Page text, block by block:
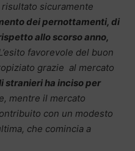
risultato sicuramente
dei pernottamenti, di
allo scorso anno,
favorevole del buon
grazie al mercato
stranieri ha inciso per
mentre il mercato
con un modesto
che comincia a